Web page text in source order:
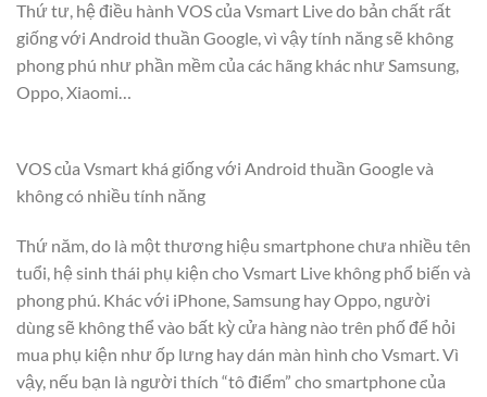
Thứ tư, hệ điều hành VOS của Vsmart Live do bản chất rất
giống với Android thuần Google, vì vậy tính năng sẽ không
phong phú như phần mềm của các hãng khác như Samsung,
Oppo, Xiaomi…
VOS của Vsmart khá giống với Android thuần Google và
không có nhiều tính năng
Thứ năm, do là một thương hiệu smartphone chưa nhiều tên
tuổi, hệ sinh thái phụ kiện cho Vsmart Live không phổ biến và
phong phú. Khác với iPhone, Samsung hay Oppo, người
dùng sẽ không thể vào bất kỳ cửa hàng nào trên phố để hỏi
mua phụ kiện như ốp lưng hay dán màn hình cho Vsmart. Vì
vậy, nếu bạn là người thích “tô điểm” cho smartphone của